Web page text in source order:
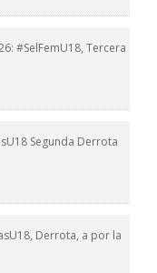
#SelFemU18, Tercera
Segunda Derrota
Derrota, a por la